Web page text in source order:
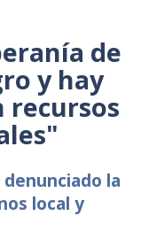
de
y hay
recursos
la
local y